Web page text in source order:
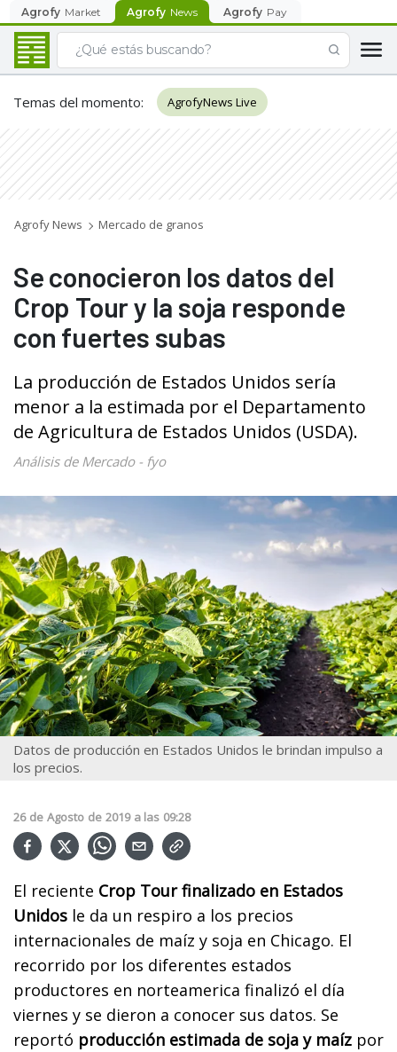
Agrofy Market Agrofy News Agrofy Pay
Temas del momento: AgrofyNews Live
Agrofy News Mercado de granos
Se conocieron los datos del
Crop Tour y la soja responde
con fuertes subas
La producción de Estados Unidos sería
menor a la estimada por el Departamento
de Agricultura de Estados Unidos (USDA).
Análisis de Mercado - fyo
Datos de producción en Estados Unidos le brindan impulso a
los precios.
26 de Agosto de 2019 a las 09:28
El reciente Crop Tour finalizado en Estados
Unidos le da un respiro a los precios
internacionales de maíz y soja en Chicago. El
recorrido por los diferentes estados
productores en norteamerica finalizó el día
viernes y se dieron a conocer sus datos. Se
reportó producción estimada de soja y maíz por